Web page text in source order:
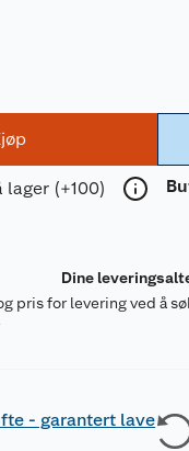
lager (+100)
Dine
pris for levering ved å
- garantert lave